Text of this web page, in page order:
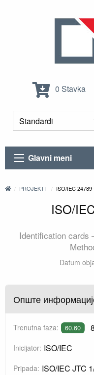
0 Stavka
Glavni meni
PROJEKTI ISO/IEC
ISO/
Identification
Datum
Опште
Trenutna faza: 60.60
Inicijator: ISO/IEC
Pripada: ISO/IEC JTC